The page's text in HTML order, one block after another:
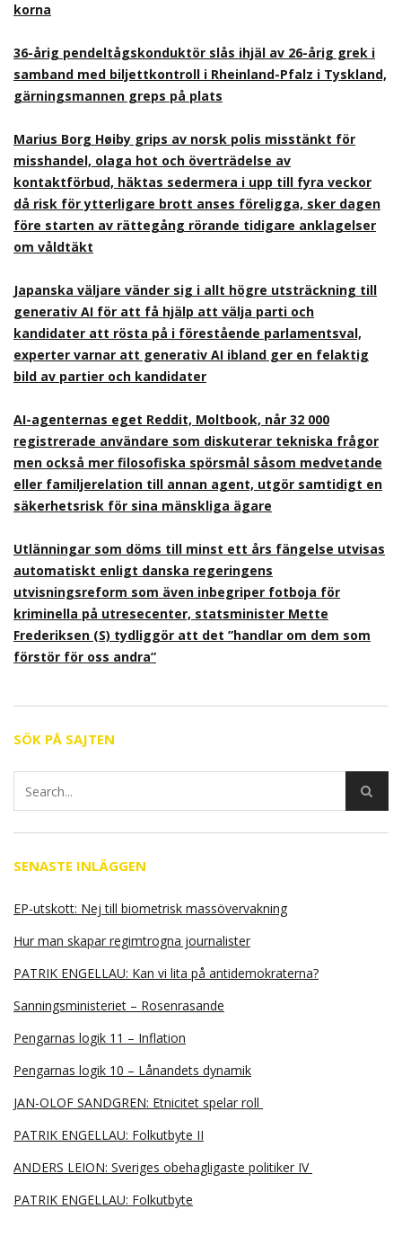
korna
36-årig pendeltågskonduktör slås ihjäl av 26-årig grek i
samband med biljettkontroll i Rheinland-Pfalz i Tyskland,
gärningsmannen greps på plats
Marius Borg Høiby grips av norsk polis misstänkt för
misshandel, olaga hot och överträdelse av
kontaktförbud, häktas sedermera i upp till fyra veckor
då risk för ytterligare brott anses föreligga, sker dagen
före starten av rättegång rörande tidigare anklagelser
om våldtäkt
Japanska väljare vänder sig i allt högre utsträckning till
generativ AI för att få hjälp att välja parti och
kandidater att rösta på i förestående parlamentsval,
experter varnar att generativ AI ibland ger en felaktig
bild av partier och kandidater
AI-agenternas eget Reddit, Moltbook, når 32 000
registrerade användare som diskuterar tekniska frågor
men också mer filosofiska spörsmål såsom medvetande
eller familjerelation till annan agent, utgör samtidigt en
säkerhetsrisk för sina mänskliga ägare
Utlänningar som döms till minst ett års fängelse utvisas
automatiskt enligt danska regeringens
utvisningsreform som även inbegriper fotboja för
kriminella på utresecenter, statsminister Mette
Frederiksen (S) tydliggör att det ”handlar om dem som
förstör för oss andra”
SÖK PÅ SAJTEN
SENASTE INLÄGGEN
EP-utskott: Nej till biometrisk massövervakning
Hur man skapar regimtrogna journalister
PATRIK ENGELLAU: Kan vi lita på antidemokraterna?
Sanningsministeriet – Rosenrasande
Pengarnas logik 11 – Inflation
Pengarnas logik 10 – Lånandets dynamik
JAN-OLOF SANDGREN: Etnicitet spelar roll
PATRIK ENGELLAU: Folkutbyte II
ANDERS LEION: Sveriges obehagligaste politiker IV
PATRIK ENGELLAU: Folkutbyte